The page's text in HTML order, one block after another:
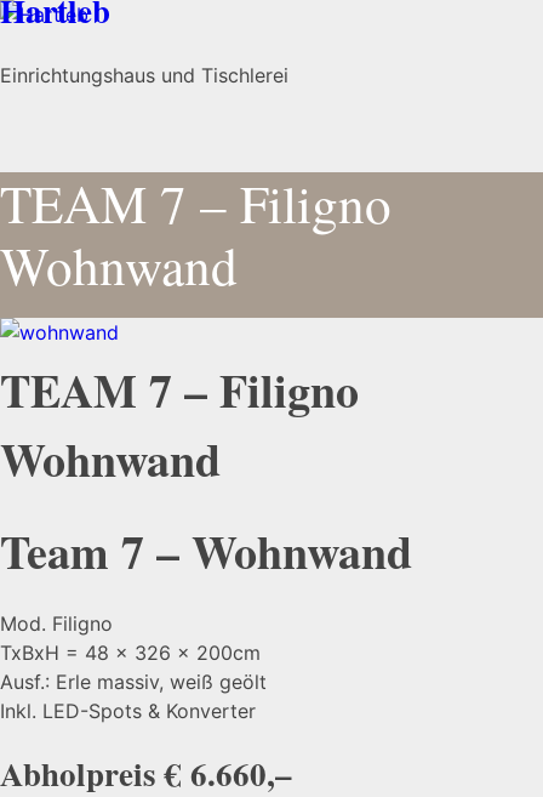
Hartleb
Einrichtungshaus und Tischlerei
TEAM 7 – Filigno
Wohnwand
TEAM 7 – Filigno
Wohnwand
Team 7 – Wohnwand
Mod. Filigno
TxBxH = 48 x 326 x 200cm
Ausf.: Erle massiv, weiß geölt
Inkl. LED-Spots & Konverter
Abholpreis € 6.660,–